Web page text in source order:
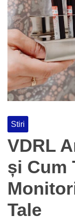
Stiri
VDRL
și Cum
Tale